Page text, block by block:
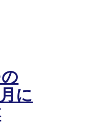
に